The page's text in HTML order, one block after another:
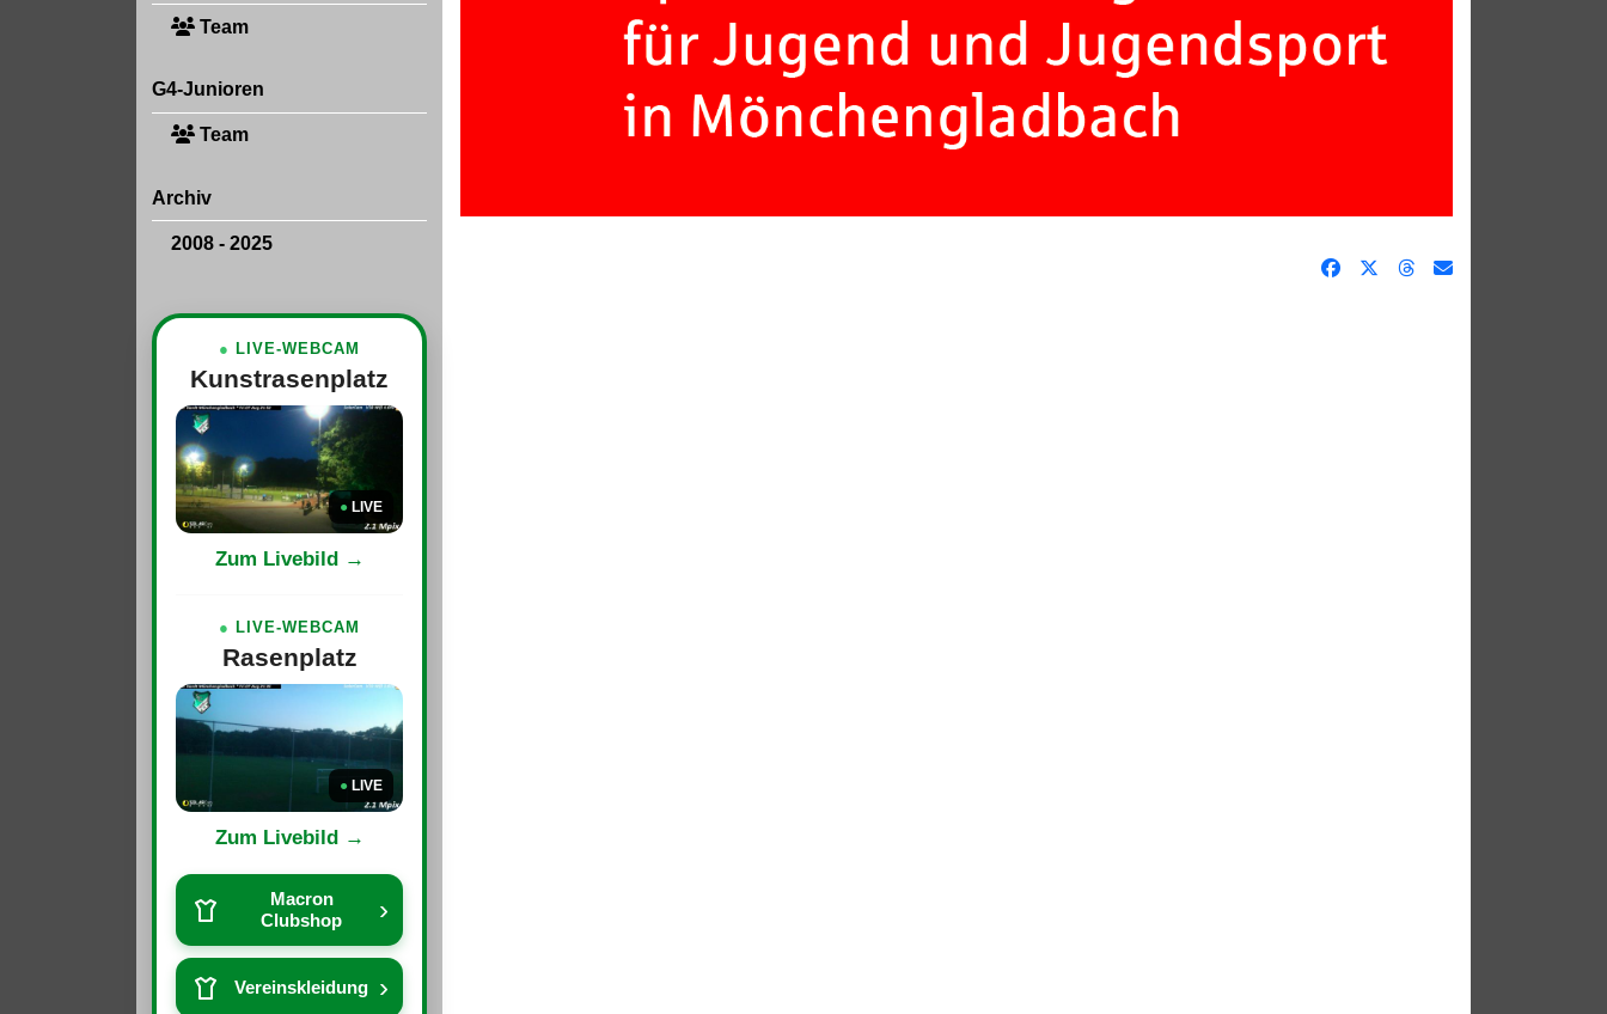
Team
G4-Junioren
Team
Archiv
2008 - 2025
● LIVE-WEBCAM
Kunstrasenplatz
● LIVE
Zum Livebild →
● LIVE-WEBCAM
Rasenplatz
● LIVE
Zum Livebild →
Macron
Clubshop
›
Vereinskleidung ›